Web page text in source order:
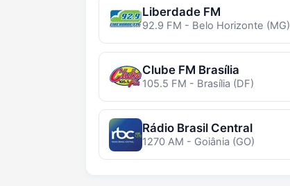
Liberdade FM
92.9 FM - Belo Horizonte (MG)
Clube FM Brasília
105.5 FM - Brasília (DF)
Rádio Brasil Central
1270 AM - Goiânia (GO)